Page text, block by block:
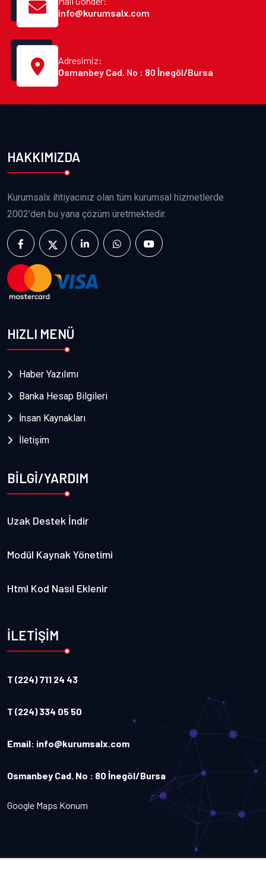
info@kurumsalx.com
Adresimiz:
Osmanbey Cad. No : 80 İnegöl/Bursa
HAKKIMIZDA
Kurumsalx ihtiyacınız olan tüm kurumsal hizmetlerde
2002'den bu yana çözüm üretmektedir.
HIZLI MENÜ
Haber Yazılımı
Banka Hesap Bilgileri
İnsan Kaynakları
İletişim
BİLGİ/YARDIM
Uzak Destek İndir
Modül Kaynak Yönetimi
Html Kod Nasıl Eklenir
İLETİŞİM
T (224) 711 24 43
T (224) 334 05 50
Email: info@kurumsalx.com
Osmanbey Cad. No : 80 İnegöl/Bursa
Google Maps Konum